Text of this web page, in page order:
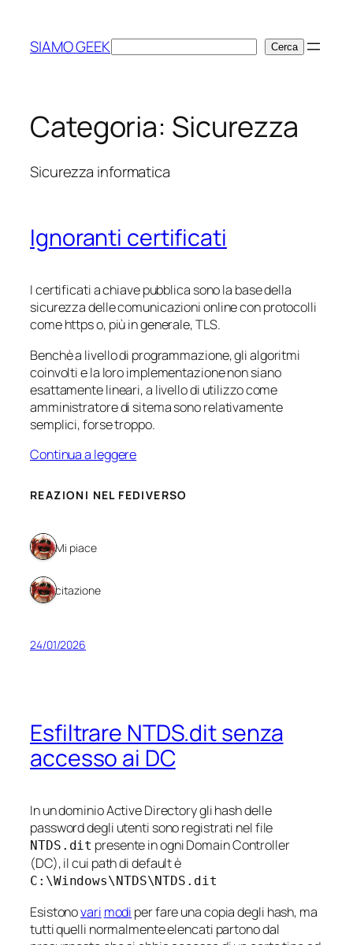
contenuto
SIAMO GEEKCerca Cerca
Categoria: Sicurezza
Sicurezza informatica
Ignoranti certificati
I certificati a chiave pubblica sono la base della
sicurezza delle comunicazioni online con protocolli
come https o, più in generale, TLS.
Benchè a livello di programmazione, gli algoritmi
coinvolti e la loro implementazione non siano
esattamente lineari, a livello di utilizzo come
amministratore di sitema sono relativamente
semplici, forse troppo.
Continua a leggere
REAZIONI NEL FEDIVERSO
1 Mi piace
1 citazione
24/01/2026
Esfiltrare NTDS.dit senza
accesso ai DC
In un dominio Active Directory gli hash delle
password degli utenti sono registrati nel file
NTDS.dit presente in ogni Domain Controller
(DC), il cui path di default è
C:\Windows\NTDS\NTDS.dit
Esistonovari modi per fare una copia degli hash, ma
tutti quelli normalmente elencati partono dal